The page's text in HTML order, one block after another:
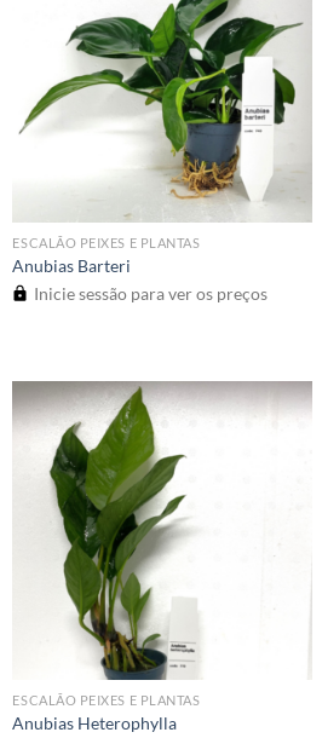
ESCALÃO PEIXES E PLANTAS
Anubias Barteri
Inicie sessão para ver os preços
ESCALÃO PEIXES E PLANTAS
Anubias Heterophylla